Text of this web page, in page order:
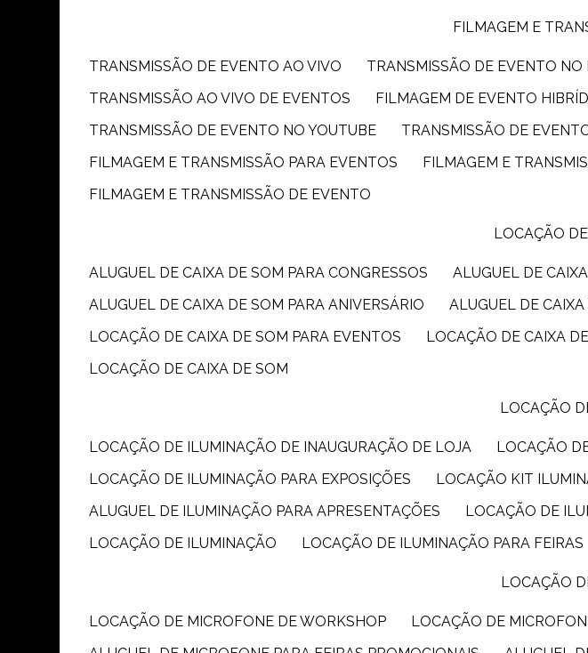
FILMAGEM E
TRANSMISSÃO DE EVENTO AO VIVO TRANSMISSÃO DE EVENTO
TRANSMISSÃO AO VIVO DE EVENTOS
FILMAGEM DE EVENTO
TRANSMISSÃO DE EVENTO NO YOUTUBE
TRANSMISSÃO DE
FILMAGEM E TRANSMISSÃO PARA EVENTOS
FILMAGEM E
FILMAGEM E TRANSMISSÃO DE EVENTO
LOCAÇÃO
ALUGUEL DE CAIXA DE SOM PARA CONGRESSOS
ALUGUEL DE
ALUGUEL DE CAIXA DE SOM PARA ANIVERSÁRIO
ALUGUEL DE
LOCAÇÃO DE CAIXA DE SOM PARA EVENTOS
LOCAÇÃO DE CAIXA
LOCAÇÃO DE CAIXA DE SOM
LOCAÇÃO
LOCAÇÃO DE ILUMINAÇÃO DE INAUGURAÇÃO DE LOJA
LOCAÇÃO
LOCAÇÃO DE ILUMINAÇÃO PARA EXPOSIÇÕES
LOCAÇÃO KIT
ALUGUEL DE ILUMINAÇÃO PARA APRESENTAÇÕES
LOCAÇÃO DE
LOCAÇÃO DE ILUMINAÇÃO
LOCAÇÃO DE ILUMINAÇÃO PARA FEIRAS
LOCAÇÃO
LOCAÇÃO DE MICROFONE DE WORKSHOP LOCAÇÃO DE